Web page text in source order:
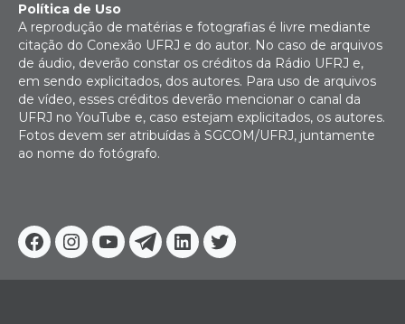
Facebook
Instagram
YoutubeTelegram
Linkedin
Twitter
Política de Uso
A reprodução de matérias e fotografias é livre mediante
citação do Conexão UFRJ e do autor. No caso de arquivos
de áudio, deverão constar os créditos da Rádio UFRJ e,
em sendo explicitados, dos autores. Para uso de arquivos
de vídeo, esses créditos deverão mencionar o canal da
UFRJ no YouTube e, caso estejam explicitados, os autores.
Fotos devem ser atribuídas à SGCOM/UFRJ, juntamente
ao nome do fotógrafo.